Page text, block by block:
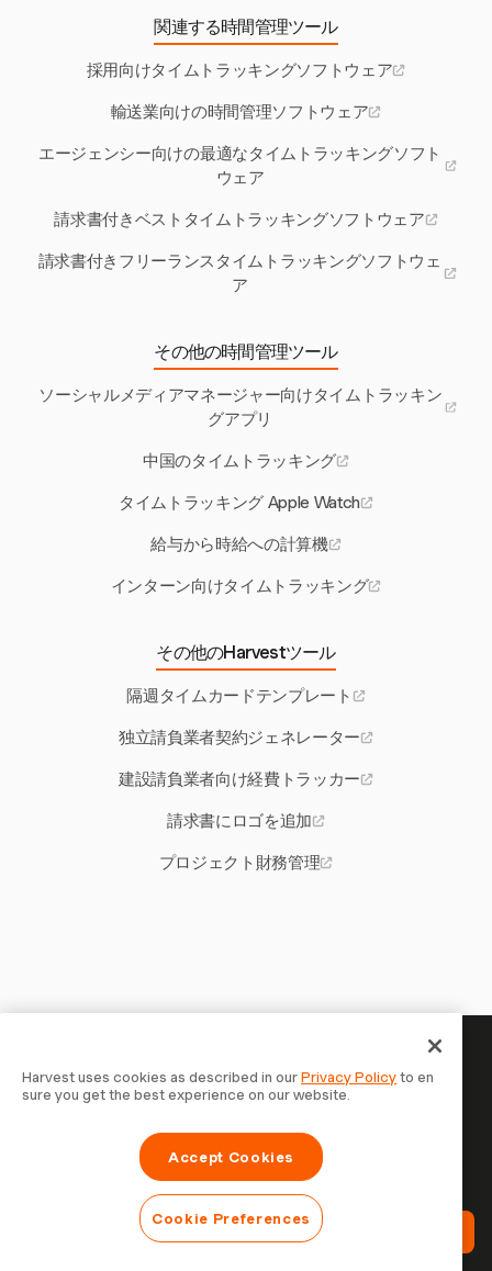
関連する時間管理ツール
採用向けタイムトラッキングソフトウェア
輸送業向けの時間管理ソフトウェア
エージェンシー向けの最適なタイムトラッキングソフト
ウェア
請求書付きベストタイムトラッキングソフトウェア
請求書付きフリーランスタイムトラッキングソフトウェ
ア
その他の時間管理ツール
ソーシャルメディアマネージャー向けタイムトラッキン
グアプリ
中国のタイムトラッキング
タイムトラッキング Apple Watch
給与から時給への計算機
インターン向けタイムトラッキング
その他のHarvestツール
隔週タイムカードテンプレート
独立請負業者契約ジェネレーター
建設請負業者向け経費トラッカー
請求書にロゴを追加
プロジェクト財務管理
あなたの時間には記録する価値
がある — 今すぐ始めましょう
Harvestで時間を記録し、クライアントに請求し、より速
く支払いを受ける70,000以上の企業に参加しましょう。無
Harvestを無料で試す
Harvest uses cookies as described in ourPrivacy Policyto en
sure you get the best experience on our website.
Accept Cookies
Cookie Preferences